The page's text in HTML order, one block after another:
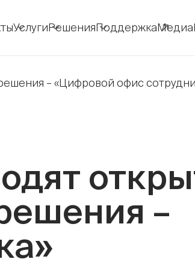
УслугиРешенияПоддержкаМедиа
– «Цифровой офис
–